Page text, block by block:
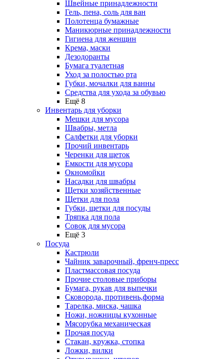
Швейные принадлежности
Гель, пена, соль для ван
Полотенца бумажные
Маникюрные принадлежности
Гигиена для женщин
Крема, маски
Дезодоранты
Бумага туалетная
Уход за полостью рта
Губки, мочалки для ванны
Средства для ухода за обувью
Ещё 8
Инвентарь для уборки
Мешки для мусора
Швабры, метла
Салфетки для уборки
Прочий инвентарь
Черенки для щеток
Емкости для мусора
Окномойки
Насадки для швабры
Щетки хозяйственные
Щетки для пола
Губки, щетки для посуды
Тряпка для пола
Совок для мусора
Ещё 3
Посуда
Кастрюли
Чайник заварочный, френч-пресс
Пластмассовая посуда
Прочие столовые приборы
Бумага, рукав для выпечки
Сковорода, противень,форма
Тарелка, миска, чашка
Ножи, ножницы кухонные
Мясорубка механическая
Прочая посуда
Стакан, кружка, стопка
Ложки, вилки